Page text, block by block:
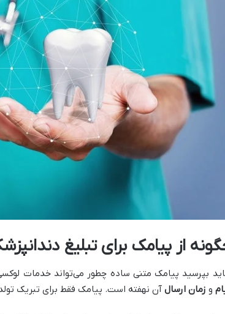
از پیامک برای تبلیغ
بپرسید پیامک متنی ساده چطور می‌تواند خدمات
و زمان ارسال آن نهفته است. پیامک فقط برای تبریک